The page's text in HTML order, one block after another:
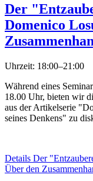
Der
Domenico
Uhrzeit: 18:00–21:00
Während eines
18.00 Uhr, bieten wir
aus der Artikelserie
seines Denkens" zu
Details Der
Über den